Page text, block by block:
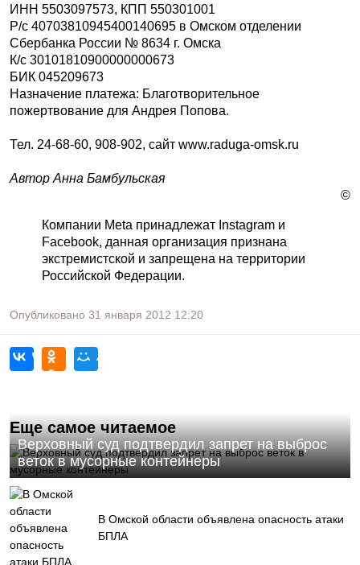
ИНН 5503097573, КПП 550301001
Р/с 40703810945400140695 в Омском отделении
Сбербанка России № 8634 г. Омска
К/с 30101810900000000673
БИК 045209673
Назначение платежа: Благотворительное
пожертвование для Андрея Попова.
Тел. 24-68-60, 908-902, сайт www.raduga-omsk.ru
Автор Анна Бамбульская
©
Компании Meta принадлежат Instagram и
Facebook, данная организация признана
экстремистской и запрещена на территории
Российской Федерации.
Опубликовано 31 января 2012 12:20
Еще самое читаемое
Верховный суд подтвердил запрет на выброс
веток в мусорные контейнеры
В Омской области объявлена опасность атаки
БПЛА